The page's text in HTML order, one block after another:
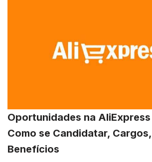
Oportunidades na
Como se Candidatar,
Benefícios